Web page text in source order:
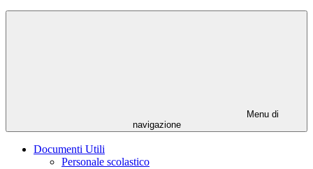
Menu di
navigazione
Documenti Utili
Personale scolastico